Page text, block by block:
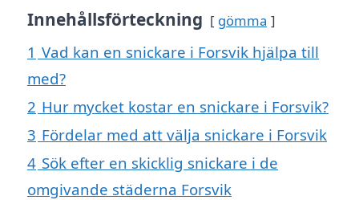
Innehållsförteckning gömma
1 Vad kan en snickare i Forsvik hjälpa till
med?
2 Hur mycket kostar en snickare i Forsvik?
3 Fördelar med att välja snickare i Forsvik
4 Sök efter en skicklig snickare i de
omgivande städerna Forsvik